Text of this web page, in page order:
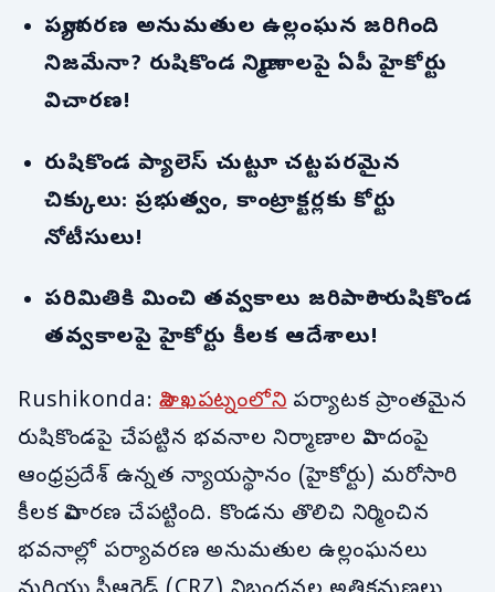
పర్యావరణ అనుమతుల ఉల్లంఘన జరిగింది
నిజమేనా? రుషికొండ నిర్మాణాలపై ఏపీ హైకోర్టు
విచారణ!
రుషికొండ ప్యాలెస్ చుట్టూ చట్టపరమైన
చిక్కులు: ప్రభుత్వం, కాంట్రాక్టర్లకు కోర్టు
నోటీసులు!
పరిమితికి మించి తవ్వకాలు జరిపారా? రుషికొండ
తవ్వకాలపై హైకోర్టు కీలక ఆదేశాలు!
Rushikonda:విశాఖపట్నంలోనిపర్యాటక ప్రాంతమైన
రుషికొండపై చేపట్టిన భవనాల నిర్మాణాల వివాదంపై
ఆంధ్రప్రదేశ్ ఉన్నత న్యాయస్థానం (హైకోర్టు) మరోసారి
కీలక విచారణ చేపట్టింది. కొండను తొలిచి నిర్మించిన
భవనాల్లో పర్యావరణ అనుమతుల ఉల్లంఘనలు